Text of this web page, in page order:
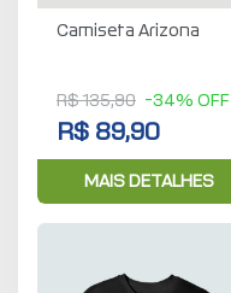
Camiseta Arizona
R$ 135,90 -34% OFF
R$ 89,90
MAIS DETALHES